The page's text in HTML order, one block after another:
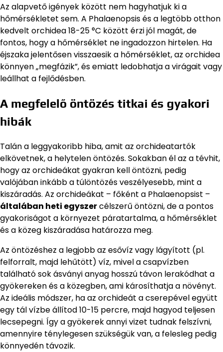
Az alapvető igények között nem hagyhatjuk ki a
hőmérsékletet sem. A Phalaenopsis és a legtöbb otthon
kedvelt orchidea 18-25 °C között érzi jól magát, de
fontos, hogy a hőmérséklet ne ingadozzon hirtelen. Ha
éjszaka jelentősen visszaesik a hőmérséklet, az orchidea
könnyen „megfázik”, és emiatt ledobhatja a virágait vagy
leállhat a fejlődésben.
A megfelelő öntözés titkai és gyakori
hibák
Talán a leggyakoribb hiba, amit az orchideatartók
elkövetnek, a helytelen öntözés. Sokakban él az a tévhit,
hogy az orchideákat gyakran kell öntözni, pedig
valójában inkább a túlöntözés veszélyesebb, mint a
kiszáradás. Az orchideákat – főként a Phalaenopsist –
általában heti egyszercélszerű öntözni, de a pontos
gyakoriságot a környezet páratartalma, a hőmérséklet
és a közeg kiszáradása határozza meg.
Az öntözéshez a legjobb az esővíz vagy lágyított (pl.
felforralt, majd lehűtött) víz, mivel a csapvízben
található sok ásványi anyag hosszú távon lerakódhat a
gyökereken és a közegben, ami károsíthatja a növényt.
Az ideális módszer, ha az orchideát a cserepével együtt
egy tál vízbe állítod 10-15 percre, majd hagyod teljesen
lecsepegni. Így a gyökerek annyi vizet tudnak felszívni,
amennyire ténylegesen szükségük van, a felesleg pedig
könnyedén távozik.